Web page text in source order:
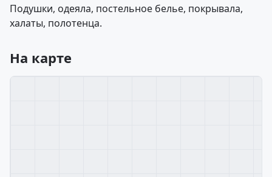
Подушки, одеяла, постельное белье, покрывала,
халаты, полотенца.
На карте